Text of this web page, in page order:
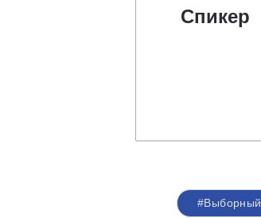
Спикер
#Выборный